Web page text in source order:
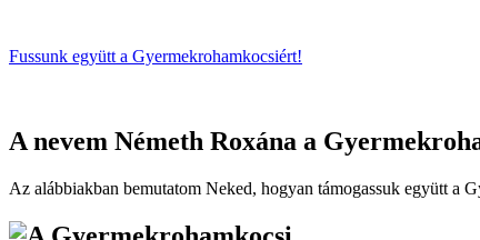
Fussunk együtt a Gyermekrohamkocsiért!
A nevem Németh Roxána a
Az alábbiakban bemutatom Neked, hogyan támogassuk együtt a